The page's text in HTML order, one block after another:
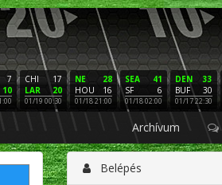
7
10
17
CHI
20
LAR
01/19 00:30
28
NE
16
HOU
01/18 21:00
41
SEA
6
SF
01/18 02:00
33
DEN
30
BUF
01/17 22:30
Archívum
Belépés